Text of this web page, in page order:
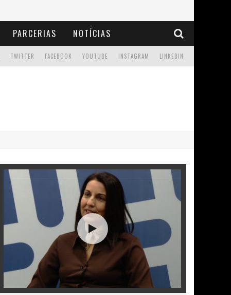
PARCERIAS NOTÍCIAS
LINKEDIN
INSTAGRAM
YOUTUBE
FACEBOOK
TWITTER